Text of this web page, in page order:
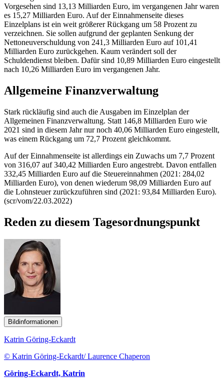
Vorgesehen sind 13,13 Milliarden Euro, im vergangenen Jahr waren
es 15,27 Milliarden Euro. Auf der Einnahmenseite dieses
Einzelplans ist ein weit größerer Rückgang um 58 Prozent zu
verzeichnen. Sie sollen aufgrund der geplanten Senkung der
Nettoneuverschuldung von 241,3 Milliarden Euro auf 101,41
Milliarden Euro zurückgehen. Kaum verändert soll der
Schuldendienst bleiben. Dafür sind 10,89 Milliarden Euro eingestellt
nach 10,26 Milliarden Euro im vergangenen Jahr.
Allgemeine Finanzverwaltung
Stark rückläufig sind auch die Ausgaben im Einzelplan der
Allgemeinen Finanzverwaltung. Statt 146,8 Milliarden Euro wie
2021 sind in diesem Jahr nur noch 40,06 Milliarden Euro eingestellt,
was einem Rückgang um 72,7 Prozent gleichkommt.
Auf der Einnahmenseite ist allerdings ein Zuwachs um 7,7 Prozent
von 316,07 auf 340,42 Milliarden Euro angestrebt. Davon entfallen
332,45 Milliarden Euro auf die Steuereinnahmen (2021: 284,02
Milliarden Euro), von denen wiederum 98,09 Milliarden Euro auf
die Lohnsteuer zurückzuführen sind (2021: 93,84 Milliarden Euro).
(scr/vom/22.03.2022)
Reden zu diesem Tagesordnungspunkt
Bildinformationen
Katrin Göring-Eckardt
© Katrin Göring-Eckardt/ Laurence Chaperon
Göring-Eckardt, Katrin